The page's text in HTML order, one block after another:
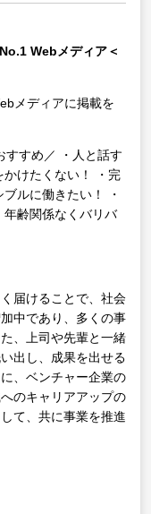
Webメディア＜
メディアに掲載を
すすめ／
・人と話す
けたくない！
・完
ブルに働きたい！
・
年齢関係なくバリバ
届けることで、社会
中であり、多くの事
、上司や先輩と一緒
出し、成果を出せる
、ベンチャー企業の
のキャリアアップの
て、共に事業を推進